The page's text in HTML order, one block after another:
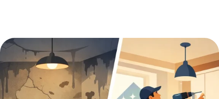
3:15 am